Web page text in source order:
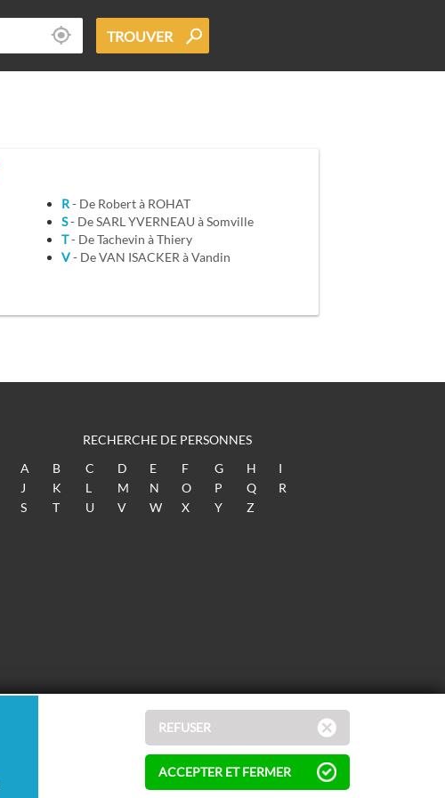
TROUVER
R
- De Robert à ROHAT
S
- De SARL YVERNEAU à Somville
T
- De Tachevin à Thiery
V
- De VAN ISACKER à Vandin
RECHERCHE DE PERSONNES
A
B C D E F G H
I
J
K L M N O P Q
R
S
T U V W X Y Z
REFUSER
ACCEPTER ET FERMER